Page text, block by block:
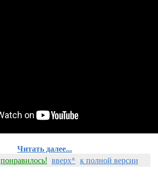
Читать далее...
понравилось! вверх^ к полной версии